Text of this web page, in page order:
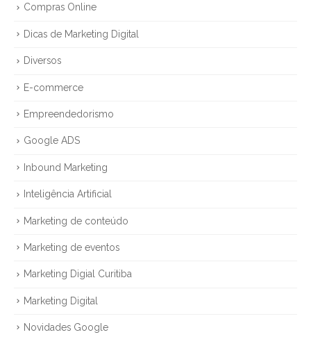
Compras Online
Dicas de Marketing Digital
Diversos
E-commerce
Empreendedorismo
Google ADS
Inbound Marketing
Inteligência Artificial
Marketing de conteúdo
Marketing de eventos
Marketing Digial Curitiba
Marketing Digital
Novidades Google